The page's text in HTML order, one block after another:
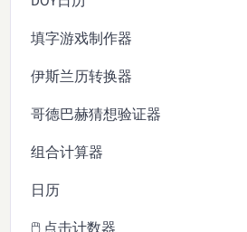
填字游戏制作器
伊斯兰历转换器
哥德巴赫猜想验证器
组合计算器
日历